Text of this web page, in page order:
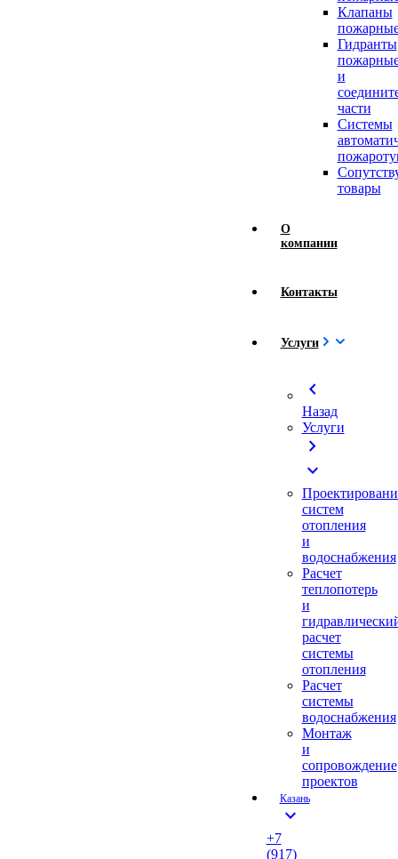
Клапаны
Гидранты
и
части
Системы
товары
О
компании
Контакты
Услуги
chevron_left
Назад
Услуги
chevron_right
expand_more
систем
отопления
и
водоснабжения
Расчет
теплопотерь
и
расчет
системы
отопления
Расчет
системы
водоснабжения
Монтаж
и
сопровождение
проектов
Казань
expand_more
+7
(917)